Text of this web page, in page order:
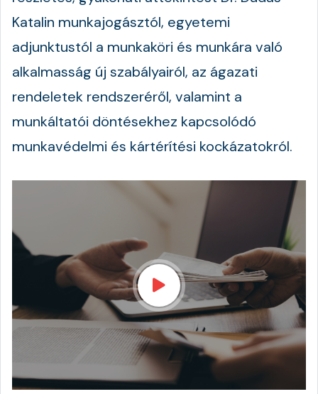
Katalin munkajogásztól, egyetemi
adjunktustól a munkaköri és munkára való
alkalmasság új szabályairól, az ágazati
rendeletek rendszeréről, valamint a
munkáltatói döntésekhez kapcsolódó
munkavédelmi és kártérítési kockázatokról.